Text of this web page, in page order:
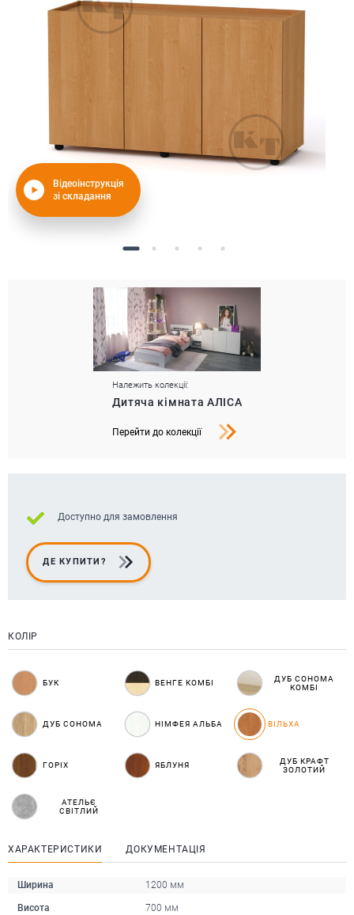
Відеоінструкція
зі складання
Належить колекції:
Дитяча кімната АЛІСА
Перейти до колекції
Доступно для замовлення
ДЕ КУПИТИ?
КОЛІР
БУК ВЕНГЕ КОМБІ
ДУБ СОНОМА
КОМБІ
ДУБ СОНОМА НІМФЕЯ АЛЬБА ВІЛЬХА
ГОРІХ ЯБЛУНЯ
ДУБ КРАФТ
ЗОЛОТИЙ
АТЕЛЬЄ
СВІТЛИЙ
ХАРАКТЕРИСТИКИ ДОКУМЕНТАЦІЯ
Ширина 1200 мм
Висота 700 мм